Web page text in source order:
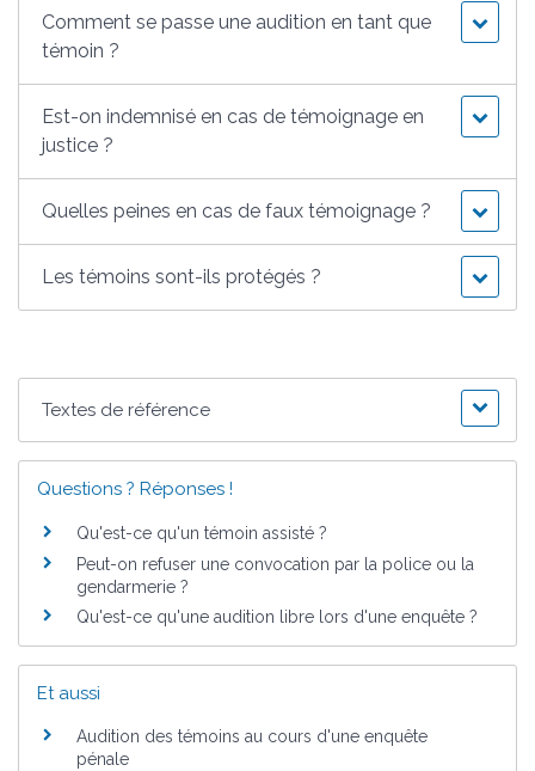
Comment se passe une audition en tant que
témoin ?
Est-on indemnisé en cas de témoignage en
justice ?
Quelles peines en cas de faux témoignage ?
Les témoins sont-ils protégés ?
Textes de référence
Questions ? Réponses !
Qu'est-ce qu'un témoin assisté ?
Peut-on refuser une convocation par la police ou la
gendarmerie ?
Qu'est-ce qu'une audition libre lors d'une enquête ?
Et aussi
Audition des témoins au cours d'une enquête
pénale